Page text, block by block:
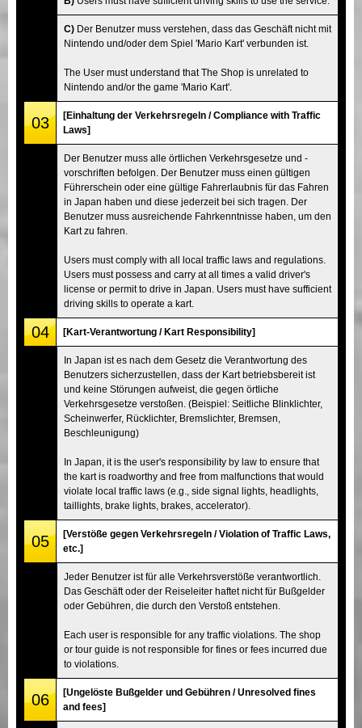
C) Der Benutzer muss verstehen, dass das Geschäft nicht mit
Nintendo und/oder dem Spiel 'Mario Kart' verbunden ist.
The User must understand that The Shop is unrelated to
Nintendo and/or the game 'Mario Kart'.
03
[Einhaltung der Verkehrsregeln / Compliance with Traffic
Laws]
Der Benutzer muss alle örtlichen Verkehrsgesetze und -
vorschriften befolgen. Der Benutzer muss einen gültigen
Führerschein oder eine gültige Fahrerlaubnis für das Fahren
in Japan haben und diese jederzeit bei sich tragen. Der
Benutzer muss ausreichende Fahrkenntnisse haben, um den
Kart zu fahren.
Users must comply with all local traffic laws and regulations.
Users must possess and carry at all times a valid driver's
license or permit to drive in Japan. Users must have sufficient
driving skills to operate a kart.
04 [Kart-Verantwortung / Kart Responsibility]
In Japan ist es nach dem Gesetz die Verantwortung des
Benutzers sicherzustellen, dass der Kart betriebsbereit ist
und keine Störungen aufweist, die gegen örtliche
Verkehrsgesetze verstoßen. (Beispiel: Seitliche Blinklichter,
Scheinwerfer, Rücklichter, Bremslichter, Bremsen,
Beschleunigung)
In Japan, it is the user's responsibility by law to ensure that
the kart is roadworthy and free from malfunctions that would
violate local traffic laws (e.g., side signal lights, headlights,
taillights, brake lights, brakes, accelerator).
05
[Verstöße gegen Verkehrsregeln / Violation of Traffic Laws,
etc.]
Jeder Benutzer ist für alle Verkehrsverstöße verantwortlich.
Das Geschäft oder der Reiseleiter haftet nicht für Bußgelder
oder Gebühren, die durch den Verstoß entstehen.
Each user is responsible for any traffic violations. The shop
or tour guide is not responsible for fines or fees incurred due
to violations.
06
[Ungelöste Bußgelder und Gebühren / Unresolved fines
and fees]